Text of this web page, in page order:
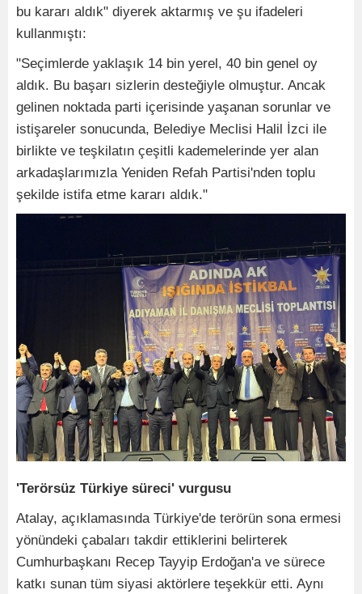
bu kararı aldık" diyerek aktarmış ve şu ifadeleri
kullanmıştı:
"Seçimlerde yaklaşık 14 bin yerel, 40 bin genel oy
aldık. Bu başarı sizlerin desteğiyle olmuştur. Ancak
gelinen noktada parti içerisinde yaşanan sorunlar ve
istişareler sonucunda, Belediye Meclisi Halil İzci ile
birlikte ve teşkilatın çeşitli kademelerinde yer alan
arkadaşlarımızla Yeniden Refah Partisi'nden toplu
şekilde istifa etme kararı aldık."
'Terörsüz Türkiye süreci' vurgusu
Atalay, açıklamasında Türkiye'de terörün sona ermesi
yönündeki çabaları takdir ettiklerini belirterek
Cumhurbaşkanı Recep Tayyip Erdoğan'a ve sürece
katkı sunan tüm siyasi aktörlere teşekkür etti. Aynı